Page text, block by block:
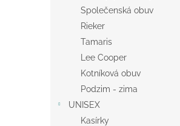
Společenská obuv
Rieker
Tamaris
Lee Cooper
Kotníková obuv
Podzim - zima
UNISEX
Kasírky